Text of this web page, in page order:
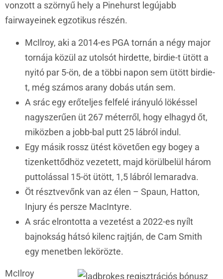
vonzott a szörnyű hely a Pinehurst legújabb
fairwayeinek egzotikus részén.
McIlroy, aki a 2014-es PGA tornán a négy major
tornája közül az utolsót hirdette, birdie-t ütött a
nyitó par 5-ön, de a többi napon sem ütött birdie-
t, még számos arany dobás után sem.
A srác egy erőteljes felfelé irányuló lökéssel
nagyszerűen üt 267 méterről, hogy elhagyd őt,
miközben a jobb-bal putt 25 lábról indul.
Egy másik rossz ütést követően egy bogey a
tizenkettődhöz vezetett, majd körülbelül három
puttolással 15-öt ütött, 1,5 lábról lemaradva.
Öt résztvevőnk van az élen – Spaun, Hatton,
Injury és persze MacIntyre.
A srác elrontotta a vezetést a 2022-es nyílt
bajnokság hátsó kilenc rajtján, de Cam Smith
egy menetben lekörözte.
McIlroy